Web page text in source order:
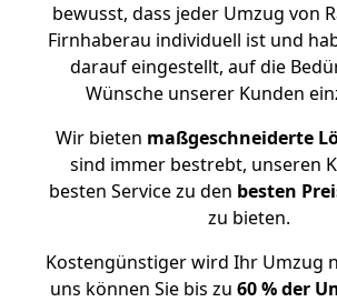
bewusst, dass jeder Umzug von
Firnhaberau individuell ist und
darauf eingestellt, auf die
Wünsche unserer Kunden
Wir bieten maßgeschneiderte
sind immer bestrebt, unseren
besten Service zu den besten
zu bieten.
Kostengünstiger wird Ihr Umzug
uns können Sie bis zu 60 % der